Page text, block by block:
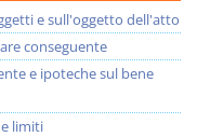
e sull'oggetto dell'atto
conseguente
e ipoteche sul bene
limiti